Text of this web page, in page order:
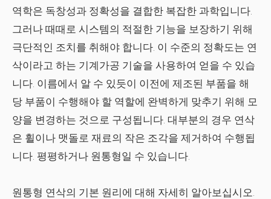
역학은 독창성과 정확성을 결합한 복잡한 과학입니다.
그러나 때때로 시스템의 적절한 기능을 보장하기 위해
극단적인 조치를 취해야 합니다. 이 수준의 정확도는 연
삭이라고 하는 기계가공 기술을 사용하여 얻을 수 있습
니다. 이름에서 알 수 있듯이 이전에 제조된 부품을 해
당 부품이 수행해야 할 역할에 완벽하게 맞추기 위해 모
양을 변경하는 것으로 구성됩니다. 대부분의 경우 연삭
은 휠이나 맷돌로 재료의 작은 조각을 제거하여 수행됩
니다. 평평하거나 원통형일 수 있습니다.
원통형 연삭의 기본 원리에 대해 자세히 알아보십시오.